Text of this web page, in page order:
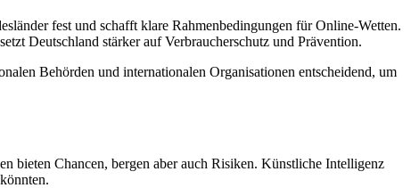
fest und schafft klare Rahmenbedingungen für Online-Wetten.
Deutschland stärker auf Verbraucherschutz und Prävention.
Behörden und internationalen Organisationen entscheidend, um
bieten Chancen, bergen aber auch Risiken. Künstliche Intelligenz